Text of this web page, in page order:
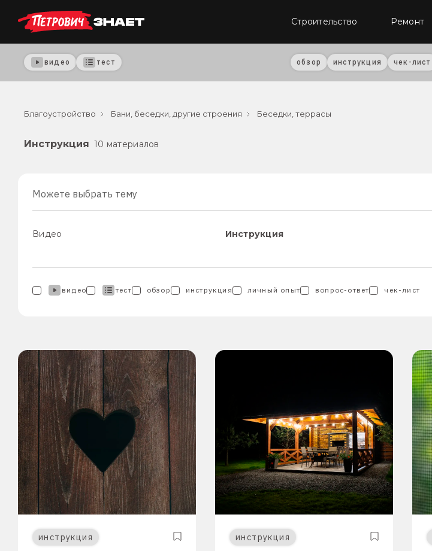
Строительство Ремонт
видео тест обзор инструкция чек-лист
Благоустройство Бани, беседки, другие строения Беседки, террасы
Инструкция 10 материалов
Можете выбрать тему
видео тест обзор инструкция личный опыт вопрос-ответ чек-лист
Видео Инструкция
инструкция инструкция